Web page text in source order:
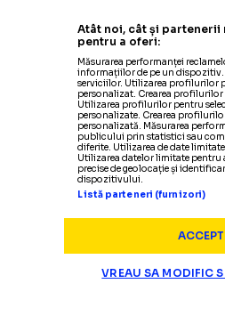
CAMPIONATUL MONDIAL
INFANTINO, ÎNCĂ UN SCANDAL
Atât noi, cât și
pentru a oferi:
Măsurarea performanței
informațiilor de pe un
serviciilor. Utilizarea profilurilor
personalizat. Crearea
Utilizarea profilurilor pentru
personalizate. Crearea
personalizată. Măsurarea
publicului prin statistici sau
diferite. Utilizarea de date
Utilizarea datelor limitate pentru
precise de geolocație și
dispozitivului.
Listă parteneri (furnizori)
VREAU SA MODIFIC